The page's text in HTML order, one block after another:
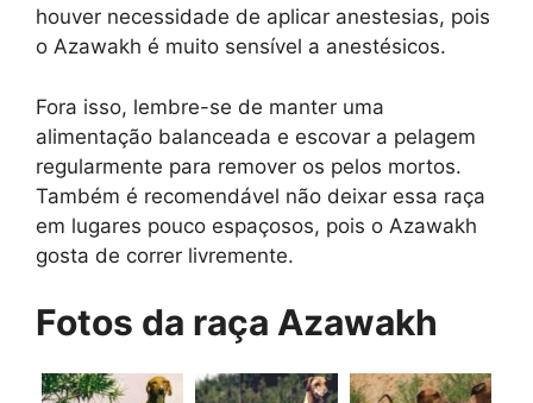
houver necessidade de aplicar anestesias, pois
o Azawakh é muito sensível a anestésicos.
Fora isso, lembre-se de manter uma
alimentação balanceada e escovar a pelagem
regularmente para remover os pelos mortos.
Também é recomendável não deixar essa raça
em lugares pouco espaçosos, pois o Azawakh
gosta de correr livremente.
Fotos da raça Azawakh